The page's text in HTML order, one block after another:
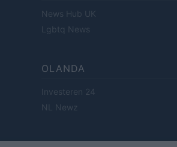
News Hub UK
Lgbtq News
OLANDA
Investeren 24
NL Newz